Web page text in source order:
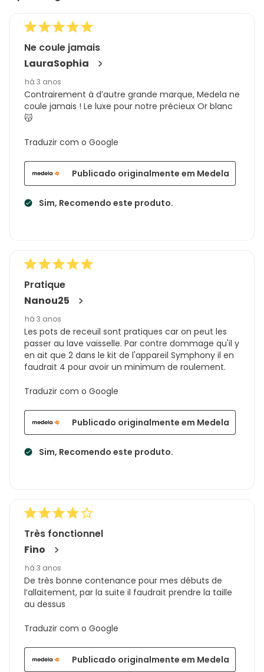
Ne coule jamais
LauraSophia
há 3 anos
Contrairement à d’autre grande marque, Medela ne
coule jamais ! Le luxe pour notre précieux Or blanc
😽
Traduzir com o Google
Sim, Recomendo este produto.
Publicado originalmente em Medela
Pratique
Nanou25
há 3 anos
Les pots de receuil sont pratiques car on peut les
passer au lave vaisselle. Par contre dommage qu'il y
en ait que 2 dans le kit de l'appareil Symphony il en
faudrait 4 pour avoir un minimum de roulement.
Traduzir com o Google
Sim, Recomendo este produto.
Publicado originalmente em Medela
Très fonctionnel
Fino
há 3 anos
De très bonne contenance pour mes débuts de
l’allaitement, par la suite il faudrait prendre la taille
au dessus
Traduzir com o Google
Publicado originalmente em Medela